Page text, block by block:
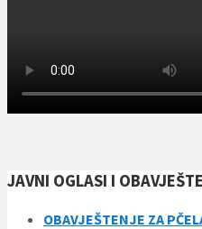
JAVNI OGLASI I
OBAVJEŠTENJE ZA